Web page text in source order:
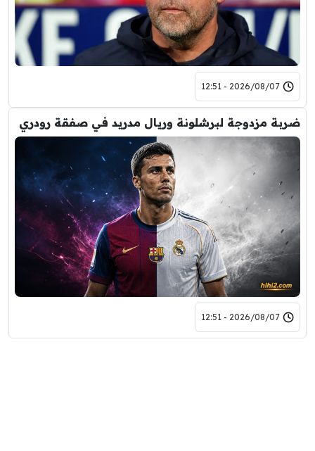
2026/08/07 - 12:51
ضربة مزدوجة لبرشلونة وريال مدريد في صفقة رودري
2026/08/07 - 12:51